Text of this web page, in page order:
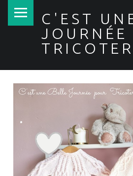
C'EST
JOURNÉE
TRICOTER